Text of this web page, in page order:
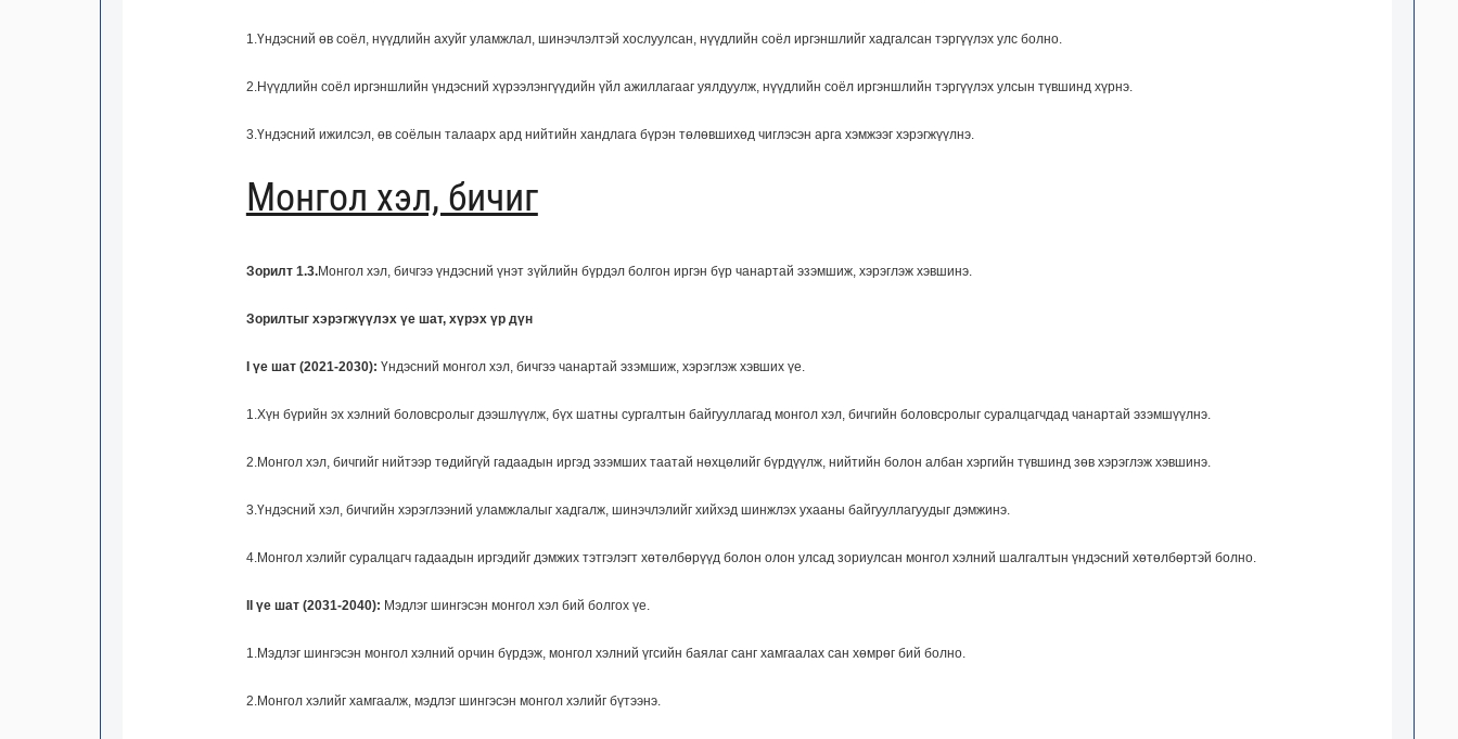
1.Үндэсний өв соёл, нүүдлийн ахуйг уламжлал, шинэчлэлтэй хослуулсан, нүүдлийн соёл иргэншлийг хадгалсан тэргүүлэх улс болно.
2.Нүүдлийн соёл иргэншлийн үндэсний хүрээлэнгүүдийн үйл ажиллагааг уялдуулж, нүүдлийн соёл иргэншлийн тэргүүлэх улсын түвшинд хүрнэ.
3.Үндэсний ижилсэл, өв соёлын талаарх ард нийтийн хандлага бүрэн төлөвшихөд чиглэсэн арга хэмжээг хэрэгжүүлнэ.
Монгол хэл, бичиг
Зорилт 1.3.Монгол хэл, бичгээ үндэсний үнэт зүйлийн бүрдэл болгон иргэн бүр чанартай эзэмшиж, хэрэглэж хэвшинэ.
Зорилтыг хэрэгжүүлэх үе шат, хүрэх үр дүн
I үе шат (2021-2030): Үндэсний монгол хэл, бичгээ чанартай эзэмшиж, хэрэглэж хэвших үе.
1.Хүн бүрийн эх хэлний боловсролыг дээшлүүлж, бүх шатны сургалтын байгууллагад монгол хэл, бичгийн боловсролыг суралцагчдад чанартай эзэмшүүлнэ.
2.Монгол хэл, бичгийг нийтээр төдийгүй гадаадын иргэд эзэмших таатай нөхцөлийг бүрдүүлж, нийтийн болон албан хэргийн түвшинд зөв хэрэглэж хэвшинэ.
3.Үндэсний хэл, бичгийн хэрэглээний уламжлалыг хадгалж, шинэчлэлийг хийхэд шинжлэх ухааны байгууллагуудыг дэмжинэ.
4.Монгол хэлийг суралцагч гадаадын иргэдийг дэмжих тэтгэлэгт хөтөлбөрүүд болон олон улсад зориулсан монгол хэлний шалгалтын үндэсний хөтөлбөртэй болно.
II үе шат (2031-2040): Мэдлэг шингэсэн монгол хэл бий болгох үе.
1.Мэдлэг шингэсэн монгол хэлний орчин бүрдэж, монгол хэлний үгсийн баялаг санг хамгаалах сан хөмрөг бий болно.
2.Монгол хэлийг хамгаалж, мэдлэг шингэсэн монгол хэлийг бүтээнэ.